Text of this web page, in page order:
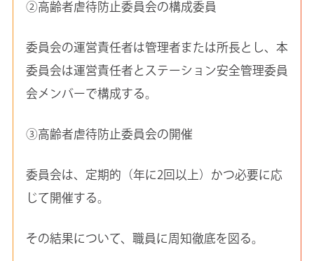
②高齢者虐待防止委員会の構成委員
委員会の運営責任者は管理者または所長とし、本
委員会は運営責任者とステーション安全管理委員
会メンバーで構成する。
③高齢者虐待防止委員会の開催
委員会は、定期的（年に2回以上）かつ必要に応
じて開催する。
その結果について、職員に周知徹底を図る。